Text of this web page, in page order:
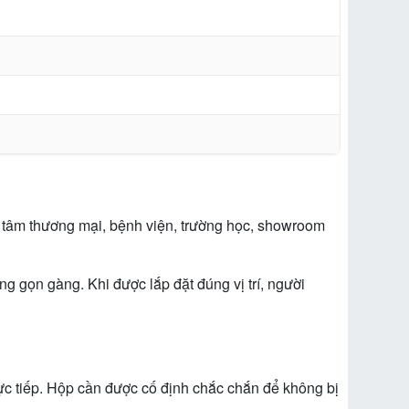
thương mại, bệnh viện, trường học, showroom
gọn gàng. Khi được lắp đặt đúng vị trí, người
tiếp. Hộp cần được cố định chắc chắn để không bị